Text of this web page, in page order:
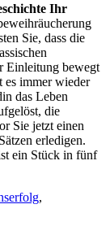
Ihr
Sie, dass die
Einleitung bewegt
es immer wieder
das Leben
die
Sie jetzt einen
erledigen.
ein Stück in fünf
,